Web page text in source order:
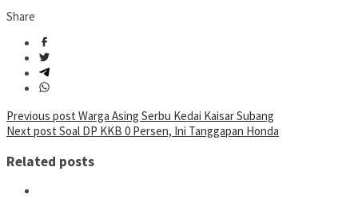
Share
Post
navigation
Previous post Warga Asing Serbu Kedai Kaisar Subang
Next post Soal DP KKB 0 Persen, Ini Tanggapan Honda
Related posts